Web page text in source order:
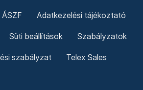
ÁSZF Adatkezelési tájékoztató
Süti beállítások Szabályzatok
szabályzat Telex Sales